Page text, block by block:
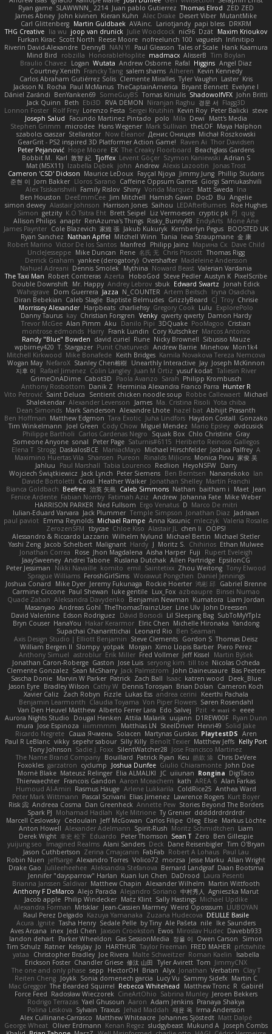
Ryan game SLAWWNN_ 2214 Juan pablo Gutierrez Thomas Elrod ZED ZED
James Abney John kivinen Kieran Kuhn Alec Drake Desert Viber MutantMike
Carl Glittenberg Martin Guldbaek AVAinc. Lariotjandy papi bless DRKRM
THG Creative lia wu joop van drunick Julie Woodcock nic96 Dzät Maxim Krioukov
Furkan Kirac Scott North Reese Moore nofreelunch 100 vagueish Infinitipo
Riverin David-Alexandre DennyB NAN YI Paul Gleason Tales of Scale Hank Kaamura
Mind Bird
robzilla HonorableHoplite madmacx AlisserB Tim Boylan
Braulio Chavez
Logan Wutata Andrew Osborne Rafal Higgins Angel Diaz
Courtney Xenith Francky Tang salem shams Alheren Kevin Kennedy
Carlos Abraham Gutiérrez Solis Clemente Miralles Tyler Vaughn Laster Kris
Jackson N. Rocha Paul McManus TheCaptainAmerica Bryant Bennett Evelyne I
Dániel Zarándi BenYanken69 SomeGuyBS Tomas Kiniulis ShadowolfVFX John Britti
Jack Quinn Beth Ebi3D RVA DEMON Niranjan Raghu 경문 서 Flagg3D
Lonnon Foster Rolf Frey Lorenzo Festa Sergei Krutihin Kevin Roy Peter Balicki steve
Joseph Salud
Facundo Martinez Pintado polo Mila Dewi
Matt's Media
Stephen Grimm
microdee Hans Wegener Mark Sullivan theLOF Maya Halphon
szabolcs csaszar Stellarator Now Eleanor Денис Оницев Michał Roszkowski
GearGrit - PS2 inspired 3D Platformer Action Game!
Raven Ai Thor Davidsen
Peter Pejanović Hope Moore EK The Creaky Floorboard Beachglass Gardens
Bobbit M. Karl 敦智 紀 Tjoffex Levent Göçer Szymon Kaniewski Adrian S
Mat (M5X11) Izabella Dębek john Andrew Alexis Lazootin
Jonas Trost
Cameron 'CSD' Dickson Maurice LeDoux Fayçal Njoya Jimmy Jung Phillip Studans
준현 이 Jorn Bakker Lloros Sarano Caffeine Oppsum Games Giorgi Samukashvili
Alex Tsiskarishvili Family Rislov Shiny Vonda Marquez Matt Sweda Ina
Ben Houston
DeeEmmCee Jim Mitchell Hamish Gawn DocD Bu Angelie
simon dewey Alastair Johnson Harrison Jones Saihou LEDAfterBurners Roe Hughes
Simon getzity K.O Tsitra Eht Brett Seipel Liz Vermoesen cryptic pk PJ quig
Allison Philips anaptr RenAzuma's Things Risky_Bunny98 EndyArts Mone Ane
James Paynter Cole Blazevich 家維 張 Jakub Kukuryk Kemberlyn Pegus BOOSTED UK
Ryan Sanchez Nathan Apffel Mitchell Winn Tania Ieva Straupmane 金 康
Robert Marino Victor De los Santos Manfred Philipp Jainz Марина Ск Dave Child
UncleJesseppe Mike Duncan Rene 名氏 无 Chris Priscott Thomas Rigg
Derrick Graham yankee (derogatory) Overshafter Madeleine Andersson
Nahuel Adreani Dennis Smolek Mythina Noward Beast Valerian Vardania
The Taxi Man Robert Contreras Azerta HoboGod Steve Pedler Austyn K PixelScribe
Double Downshift Mr. Happy Andrey Lebrov sbuk Edward Swartz
Jonah Edick
Wahrgrave Dom Guerrera Jazza N_COUNTER Artem Beitsch
Iryna Osadcha
Diran Bebekian Caleb Slagle Baptiste Belmudes GrizzlyBeard CJ Troy Chrisie
Morrissey Alexander Harpbeats charliehsy Gregory Cook Lulu
ExplorePolo
Danny Taurus kay Christian Forsgren Venky qwerty qwerty Damon Hardy
Trevor McGee Alan Pimm Aku Danilo Pipi 3DQuake PooMagoo Cristian
montrose edmonds Harry Frank Lundin Cory Kutschker Marcos Antonio
Randy "Blue" Bowden david curiel Rune Nicky Brownell Sibusiso Mauze
wpbirney420 T. Stargazer Punit Chaturvedi Andrew Barrie Minehow Mon1k4
Mitchell Kirkwood Mike Bonafede Keith Bridges Kamila Novakova Tereza Nemcova
Wogan May NefaroX Stanley Chen榕樹 Unearthly Interactive Jay Joseph McKinnon
지후 이
Rafael Jimenez Colin Langley Juan M Ortiz yusuf kodat Taliesin River
GrimeOnADime Cabot3D Paola Avanzo Sarah Philipp Krombusch
Anthony Rosbottom Danik Z Herminia Alexandra Franco Parra Hunter R
Vito Petrović Saint Deluca Sentient chicken noodle soup Robbe Callewaert Michael
Shalekendar Alexander Levenson James Ma. Cristina Risoli Yota chiba
Dean Simonds Mark Sanderson Alexandre Lhote hazel bat Abhijit Prasanth
Ben Hoffman Matthew Edgmon Tara Exotic Juha Lindfors Haydon Costall Gonzako
Tim Winkelmann
Joel Green Cody Chow Miguel Mendez Mario Epsley dvdcusick
Philippe Bartholi Carlos Cardenas Negro Squak Box Chlo Christine Gray
Someone Anyone sonal Peter Page Saturnis#6115 Heriberto Reinoso Gallegos
Elena T Strogg DaskalosBCE ManiacMayo Michael Hirschfelder Joshua Palfrey A
Maximino Huertas Vila Shansen Pureon Rinalds Miļicins Monica Pirvu 家俊 吴
Jahluu
Paul Marshall Tabia Lourenco Redlion HeyoNSFW Darry
Wojciech Świątkiewicz Jack Lynch Peter Siemens Ben Berntsen Nananekoko Ian
Davide Bortoletti Coral Heather Walker Jonathan Shelley Martín Franchi
Bianca Goldbach Beefree 治英 矢島 Caleb Simmons Nathan baitham i Maet Jean
Fenice Ardente Fabian Norrby Fatimah Aziz Andrew Johanna Fate Mike Weber
HARRISON PARKER Ned Fullsom Ergo Venatus D Marco De mitri
Iulian-Eduard Varvara Jack Plummer Temple Simpson Jonathan Diaz Jadriaan
paul paviot Emma Reynolds Michael Rampe Anna Kasunic mleczyk Valeria Rosales
ZerozenSFM tbycae Chloe Kiso Alastair JL chen li
OOPS!
Alessandro & Riccardo Lazzarin Wilhelm Nylund Michael Bertin Michael Stetler
Yashi Zeng Jacob Schelbert Malignant Hardy J Moritz S. Chihirios Ethan Mulwee
Jonathan Correa
Rose Jhon Magdalena Aisha Harper Fuji
Rupert Eveleigh
JaaySweeney Andrei Tabone Ruslana Dutchak Allen Partridge EpsilonCG
Peter Jessiman
Nikki Navaille komito emil Saintetixx Zhou Weitong Tony Elwood
Sprague Williams FeroshGirlSims Worawut Pongchen Daniel Jennings
Joshua Conard
Mike Dyer Jeremy Fukunaga Rockie Hoerter 鸿彬 邱 Gabriel Brenne
Carmine Ciccone Paul Shewan luke gentile Lux_Fox azbeaupre Binsei Numao
Quade Zaban Aleksandra Davydenko Benjamin Newman Kumatora Liam Jordan
Masanyao Andreas Gohl TheThomasTrainzUser Line Ulv John Dreessen
David Valentine Edson Rodriguez Dávid Borsodi Lil Sleeping Bag SubToMyYTplz
Bryn Couser HanaYou Hakar Kerarmor Elric Chen Michelle Hironaka Yandong
Supachai Chanarittichai
Leonard Rio Ben Seaman
Axis Design Studio | Elliott Benjamin Steve Clements Gordon S Thomas Deisz
William Bergen II Slompy yotpak Morgan Ximo Llopis Barber Piero Perez
Anthony Simuel astroblur Erik Miller Fred Vollmer Jeff Kissel
Martin Býšek
Jonathan Caron-Roberge Gaston Jose Luis seryong kim till toe Nicolas Ocheda
Clemente Gonzalez Sean McSharry Jack Palmstrom John Daineusaure Bas Peeters
Sascha Donie Marvin W Parker Patrick Zach Ball Isaac katren wood
Deek_Blue
Jason Eyre Bradley Wilson Cathy W Dennis Torosyan Brian Dolan
Cameron Koch
Xavier Caliz
Zach Robyn Fizzle Lukas Ess andrea cerini
Keerthi Pachala
Benjamin Learmonth Claudia Toyama Von Piper Flowers Søren Rosendahl
Van Den Heuvel Matthew Alberto Ferrer Lara Edo Salvej Pzit ✧ 𝔪𝔞𝔯𝔦 ✧ eeee
Aurora Nights Studio
Dougal Henken Attila Malarik uujann D1REW00F Ryan Dunn
mura Jose Espinoza iiiimmmm Matthias LN SteelDriver Henri49 Solid Jake
Ricardo Negrete Саша Ячмень Solacen Martynas Gurskas PlaytestDS Aren
Paul R LeBlanc vikky sepehr sabour Silly Killy Benoît Texier Matthew Jeffs Kelly Port
Tony Johnson Sadie J. Foxx SilentWatcher28 Jose Francisco Martinez
The Name Brand Company Bouillard Patrick Ryan Keu 皓欽 涂 Chris DeVere
Foxokles garzatron cyclump Joshua Dunfee Giulio Chiaramonte John Doe
Mornè Blake Mateusz Relinger Elia ALMALIKI JC uiiunan Rongina DigiTaco
Thierwaechter Francois Gandon Aaron Mceachern kath AREA 6 Alan Farkas
Humoud Al-Amiri Rasmus Hauge Arlene Lukkarila ColdRice25 Anthea Ward
Peter Mark Wittmann Pascal Scrivani Elias Jimenez Lawrence Rogers Kurt Boyer
Risk 📀 Andreea Cosma Dan Greenheck Annette Pew Stories Beyond The Borders
Spark PJ Mohamad Hadlah Kyle Mitrione Ty Grenier dddddrdrdrdrdr
Marcell Ceslowsky Cedoulain Jeff McGowan Carlos Filipe Oleg Elsie Markus Löchte
Anton Howell Alexander Adelmann Spirit-Rush Moritz Schmidtchen Liam
Derek Wight 幸史 松下 Eduardo Peter Thomson Sean T Zero Ben Gillespie
yuijung seo
Imagined Realms Alani Sanders Deck Dane Reisenbigler Tim O'Bryan
Jason Cuthbertson Zerina Cmajcanin FabFab Robert A Lohaus Paul Lau
Robin Nuen jeffsarge Alexandro Torres Volico72 morzsa Jesse Marku Allan Wright
Drake Gao Julileeheehee Aleksandra Stefanova Bernard Landgraf Daan Bootsma
Jennifer "daysparrow" Harlan Kuan lun Chen DaDrood Laura Pesenti
Brianna Janssen Saldivar Matthew Chapin Alexander Wilhelm Martin Wittfooth
Anthony F DeMarco Alejo Parada Alejandro Soriano 中村秀人
Agnieszka Marut
Jacob apple Philip Windecker Matz Klint Sally Hastings Michael Updike
Alexandra Forman MrIsklar Jean-Cassien Marmey Weird Oposssum LIUBOYAN
Raul Perez Delgado Kazuya Yamanaka Zuzana Hudecova DELILLE Basile
Acura .Ignite Tasha Henry Sedale Pelle by Tiny Ale Pašeta nile Ike Saunders
Aves Arcana inex Jedi Chen Jaxson Crookston Ewos Miroslav Hudec Davebb933
landon dehart Parker Wheeldon Gas SessionMedia 정율 이 Owen Carson
Simon
Tim Schulz Ratner KelsyJay Jo HARTHUR Taylor Freeman FRED MAHER prfctwhite
yataa
Christopher Bradley Joe Rivera Malte Schweitzer Roman Kaelin
Isabella
Erickson Foster Chandler Griese 修汰 山田 Tyler Avirett Tom JimmyCNX
The one and only phase sepp HectorOH Brian Alyx Jonathan Verbatim Clay T
Reiten Cheng Joykk Sonia domenech garcia Lucy Vu Sammy Sidefx Martin C
Mac Greggor The Bearded Squirrel Rebecca Whitehead Matthew Tronc R Gabirél
Force Feed Radosław Wieczorek CineArtOhio Sabrina Munley Jeroen Bekkers
Rodrigo Terrazas Yael Ghusoun Aaron Adam Jenkins Pranaya Shakya
Polina Leskova Sylvain Traxus Jehad Maddah 재윤 옥 Irma Andersson
Alex Cullinane-Carrasco Matthew Whiteacre Johannes Sjöstedt Matt Dalpé
George Wheat Oliver Erdmann Kenan Regez sludgybeast Mukund A Joseph Combs